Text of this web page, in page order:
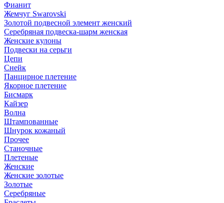
Фианит
Жемчуг Swarovski
Золотой подвесной элемент женcкий
Серебряная подвеска-шарм женская
Женские кулоны
Подвески на серьги
Цепи
Снейк
Панцирное плетение
Якорное плетение
Бисмарк
Кайзер
Волна
Штампованные
Шнурок кожаный
Прочее
Станочные
Плетеные
Женские
Женские золотые
Золотые
Серебряные